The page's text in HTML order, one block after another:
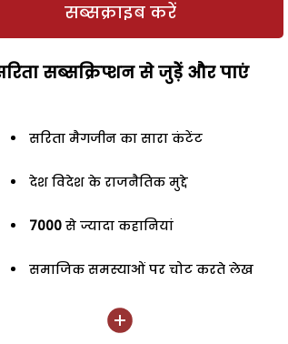
सब्सक्राइब करें
सब्सक्रिप्शन से जुड़ेें और पाएं
सरिता मैगजीन का सारा कंटेंट
देश विदेश के राजनैतिक मुद्दे
7000 से ज्यादा कहानियां
समाजिक समस्याओं पर चोट करते लेख